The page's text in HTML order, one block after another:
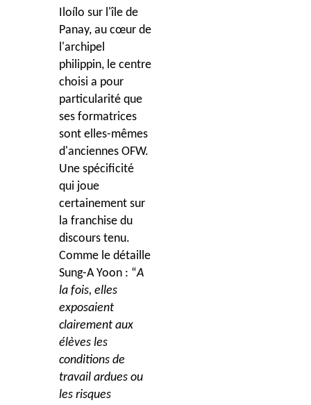
Iloílo sur l'île de
Panay, au cœur de
l'archipel
philippin, le centre
choisi a pour
particularité que
ses formatrices
sont elles-mêmes
d'anciennes OFW.
Une spécificité
qui joue
certainement sur
la franchise du
discours tenu.
Comme le détaille
Sung-A Yoon : “A
la fois, elles
exposaient
clairement aux
élèves les
conditions de
travail ardues ou
les risques